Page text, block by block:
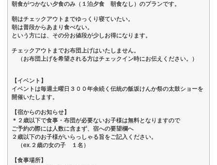
朝食がつかない夕食のみ（１泊夕食 朝食なし）のプランです。
朝はチェックアウトまでゆっくり寝ていたい。
朝は普段からあまり食べない。
という方には、その分お値段が少しお得になります。
チェックアウトまでお布団上げはいたしません。
（お布団上げを希望される方はチェックイン時にお伝えください。）
【イベント】
イベントは毎週土曜日３００年余続く伝統の飯坂けんか祭の太鼓ショーを
開催いたします。
【宿からのお知らせ】
＊２歳以下で食事・布団が必要ないお子様は無料となりますので
ご予約の際には人数に含まず、宿への要望欄へ
２歳以下のお子様がいらっしゃる旨をご記入ください。
（ex.２歳の女の子 １名）
【食事場所】